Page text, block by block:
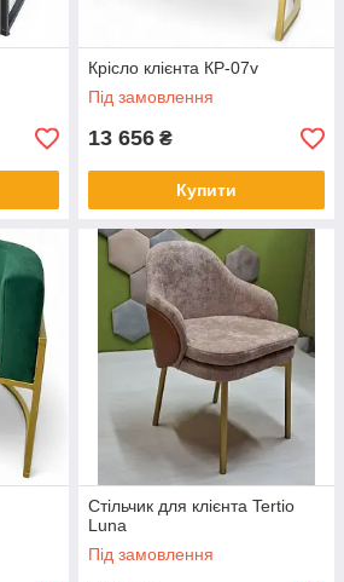
Крісло клієнта КР-07v
Під замовлення
13 656 ₴
Купити
Стільчик для клієнта Tertio
Luna
Під замовлення